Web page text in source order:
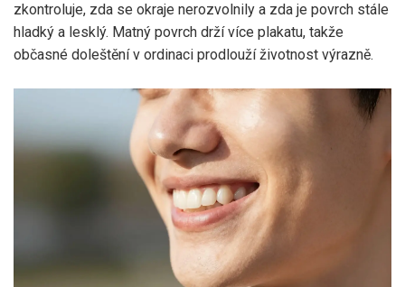
zkontroluje, zda se okraje nerozvolnily a zda je povrch stále
hladký a lesklý. Matný povrch drží více plakatu, takže
občasné doleštění v ordinaci prodlouží životnost výrazně.